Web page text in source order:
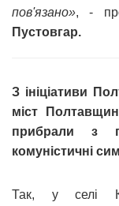
пов'язано», -
Пустовгар.
З ініціативи
міст
прибрали з
комуністичні
Так, у селі